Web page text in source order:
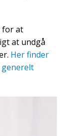
for at
at undgå
Her finder